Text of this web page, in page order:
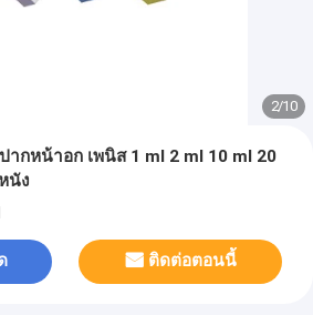
2/10
ากหน้าอก เพนิส 1 ml 2 ml 10 ml 20
นัง
ติดต่อตอนนี้